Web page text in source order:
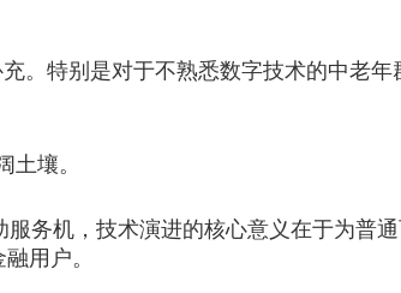
特别是对于不熟悉数字技术的中老年
壤。
机，技术演进的核心意义在于为普
用户。